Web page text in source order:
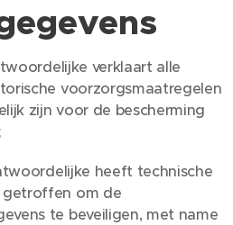
verklaart alle
voorzorgsmaatregelen
zijn voor de bescherming
heeft technische
om de
te beveiligen, met name